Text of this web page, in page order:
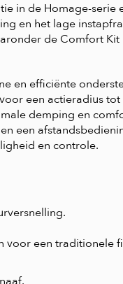
in de Homage-
en het lage
de Comfort
en efficiënte
een actieradius tot
demping en
een
en controle.
voor een traditionele